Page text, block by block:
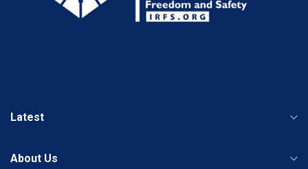
Latest
About Us